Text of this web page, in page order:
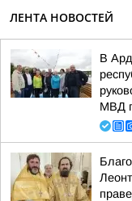
ЛЕНТА НОВОСТЕЙ
В
МВД